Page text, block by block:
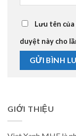
Lưu tên
duyệt này cho
GIỚI THIỆU